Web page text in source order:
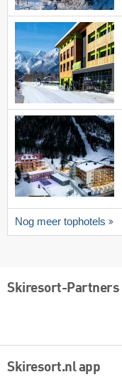
Nog meer tophotels
Skiresort-Partners
Skiresort.nl app